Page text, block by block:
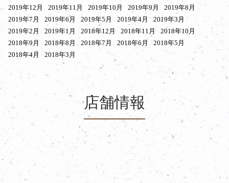
2019年12月
2019年11月 2019年10月 2019年9月
2019年8月
2019年7月
2019年6月 2019年5月 2019年4月
2019年3月
2019年2月
2019年1月 2018年12月 2018年11月
2018年10月
2018年9月
2018年8月 2018年7月 2018年6月
2018年5月
2018年4月
2018年3月
店舗情報